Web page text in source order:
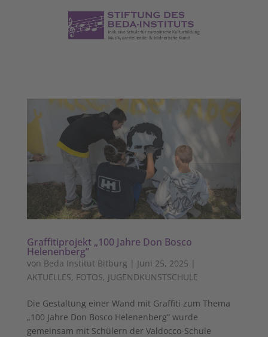
Graffitiprojekt „100 Jahre Don Bosco
Helenenberg”
von Beda Institut Bitburg | Juni 25, 2025 |
AKTUELLES, FOTOS, JUGENDKUNSTSCHULE
Die Gestaltung einer Wand mit Graffiti zum Thema
„100 Jahre Don Bosco Helenenberg” wurde
gemeinsam mit Schülern der Valdocco-Schule